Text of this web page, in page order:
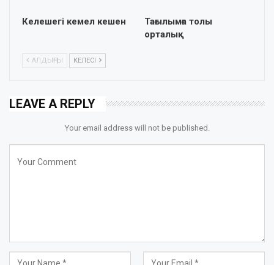
Келешегі кемел кешен
Тағылымға толы
орталық
АЛДЫҢҒЫ КЕЛЕСІ
LEAVE A REPLY
Your email address will not be published.